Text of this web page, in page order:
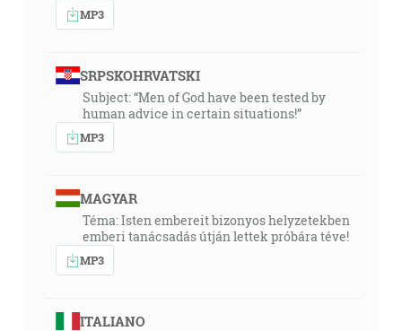
MP3
SRPSKOHRVATSKI
Subject: “Men of God have been tested by
human advice in certain situations!”
MP3
MAGYAR
Téma: Isten embereit bizonyos helyzetekben
emberi tanácsadás útján lettek próbára téve!
MP3
ITALIANO